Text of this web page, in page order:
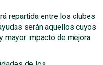
repartida entre los clubes
serán aquellos cuyos
mayor impacto de mejora